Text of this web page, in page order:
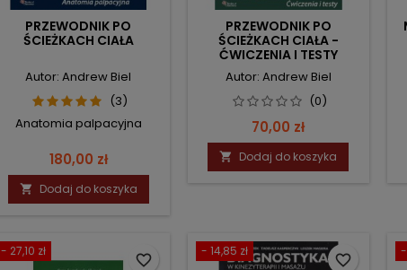
PRZEWODNIK PO
ŚCIEŻKACH CIAŁA
Autor: Andrew Biel
(3)
Anatomia palpacyjna
Cena
180,00 zł
 Dodaj do koszyka
PRZEWODNIK PO
ŚCIEŻKACH CIAŁA -
ĆWICZENIA I TESTY
Autor: Andrew Biel
(0)
Cena
70,00 zł
 Dodaj do koszyka
- 27,10 zł
favorite_border
- 14,85 zł
favorite_border
-